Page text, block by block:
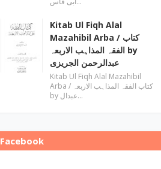
Kitab Ul Fiqh Alal
Mazahibil Arba / کتاب
الفقہ المذاہب الاربعہ by
عبدالرحمن الجریزی
Kitab Ul Fiqh Alal Mazahibil
Arba / کتاب الفقہ المذاہب الاربعہ
by عبدال…
Facebook